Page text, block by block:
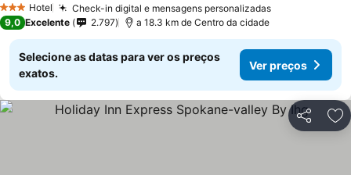
3 EstrelasHotel Check-in digital e mensagens personalizadas
9,0 Excelente 2.797 a 18.3 km de Centro da cidade
Selecione as datas para ver os preços
exatos.
Ver preços
Partilhar